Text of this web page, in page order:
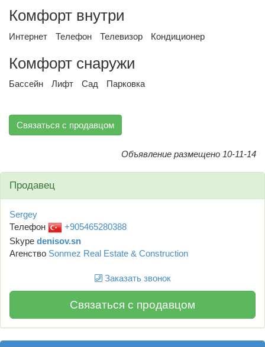
Комфорт внутри
Интернет Телефон Телевизор Кондиционер
Комфорт снаружи
Бассейн Лифт Сад Парковка
Связаться с продавцом
Объявление размещено 10-11-14
Продавец
Sergey
Телефон
+905465280388
Skype denisov.sn
Агенство Sonmez Real Estate & Construction
Заказать звонок
Связаться с продавцом